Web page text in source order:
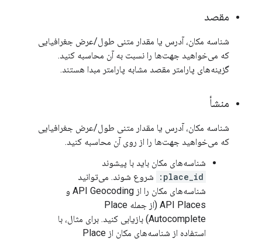
مقصد
شناسه مکان، آدرس یا مقدار متنی طول/عرض جغرافیایی
که می‌خواهید جهت‌ها را نسبت به آن محاسبه کنید.
گزینه‌های پارامتر مقصد مشابه پارامتر مبدا هستند.
منشأ
شناسه مکان، آدرس یا مقدار متنی طول/عرض جغرافیایی
که می‌خواهید جهت‌ها را از روی آن محاسبه کنید.
شناسه‌های مکان باید با پیشوند
place_id:
شروع شوند. می‌توانید
شناسه‌های مکان را از API Geocoding و
API Places (از جمله Place
Autocomplete) بازیابی کنید. برای مثال، با
استفاده از شناسه‌های مکان از Place